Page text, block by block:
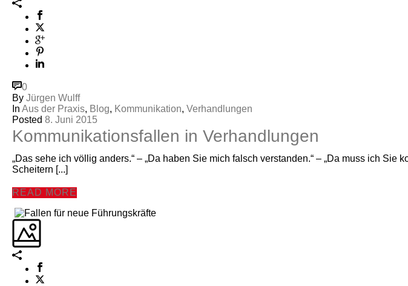
0
By Jürgen Wulff
In Aus der Praxis, Blog, Kommunikation, Verhandlungen
Posted 8. Juni 2015
Kommunikationsfallen in Verhandlungen
„Das sehe ich völlig anders.“ – „Da haben Sie mich falsch verstanden.“ – „Da muss ich
Scheitern [...]
READ MORE